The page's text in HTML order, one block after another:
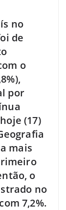
no
de
o
por
(17)
mais
o
no
7,2%.